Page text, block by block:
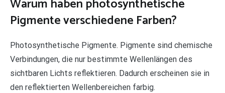
Warum haben photosynthetische
Pigmente verschiedene Farben?
Photosynthetische Pigmente. Pigmente sind chemische
Verbindungen, die nur bestimmte Wellenlängen des
sichtbaren Lichts reflektieren. Dadurch erscheinen sie in
den reflektierten Wellenbereichen farbig.